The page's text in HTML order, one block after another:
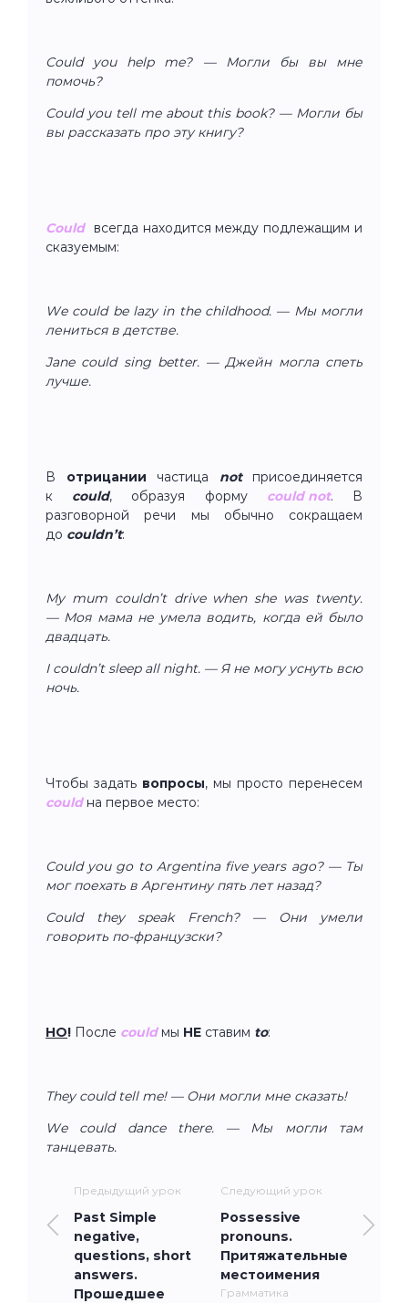
Could you help me? — Могли бы вы мне
помочь?
Could you tell me about this book? — Могли бы
вы рассказать про эту книгу?
Сouldвсегда находится между подлежащим и
сказуемым:
We could be lazy in the childhood. — Мы могли
лениться в детстве.
Jane could sing better. — Джейн могла спеть
лучше.
В отрицании частица not присоединяется
к could, образуя форму could not. В
разговорной речи мы обычно сокращаем
до couldn’t:
My mum couldn’t drive when she was twenty.
— Моя мама не умела водить, когда ей было
двадцать.
I couldn’t sleep all night. — Я не могу уснуть всю
ночь.
Чтобы задать вопросы, мы просто перенесем
couldна первое место:
Could you go to Argentina five years ago? — Ты
мог поехать в Аргентину пять лет назад?
Could they speak French? — Они умели
говорить по-французски?
НО! После could мы НЕ ставим to:
They could tell me! — Они могли мне сказать!
We could dance there. — Мы могли там
танцевать.
Предыдущий урок
Past Simple
negative,
questions, short
answers.
Прошедшее
Следующий урок
Possessive
pronouns.
Притяжательные
местоимения
Грамматика